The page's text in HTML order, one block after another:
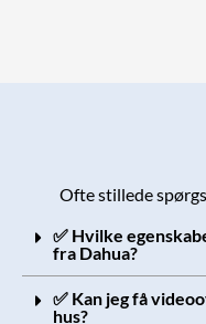
Ofte stillede
✅ Hvilke
fra Dahua?
✅ Kan jeg få
hus?